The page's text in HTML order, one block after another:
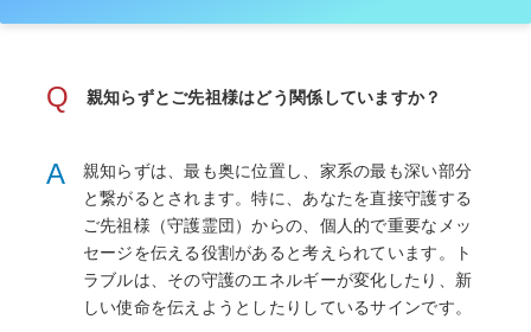
Q 親知らずとご先祖様はどう関係していますか？
A
親知らずは、最も奥に位置し、家系の最も深い部分
と繋がるとされます。特に、あなたを直接守護する
ご先祖様（守護霊団）からの、個人的で重要なメッ
セージを伝える役割があると考えられています。ト
ラブルは、その守護のエネルギーが変化したり、新
しい使命を伝えようとしたりしているサインです。